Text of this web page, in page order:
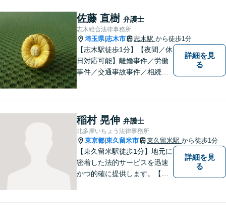
佐藤 直樹 弁護士
志木総合法律事務所
埼玉県|志木市 志木駅 から徒歩1分
【志木駅徒歩1分】【夜間／休
日対応可能】離婚事件／労働
事件／交通事故事件／相続事
律相談・打ち合わせに力を入
れています。【万全のコロナ
対策】お気軽にご相談くださ
い。
詳細を見
る
稲村 晃伸 弁護士
北多摩いちょう法律事務所
東京都 東久留米市 東久留米駅 から徒歩1分
【東久留米駅徒歩1分】地元に
密着した法的サービスを迅速
かつ的確に提供します。【当
詳細を見
る